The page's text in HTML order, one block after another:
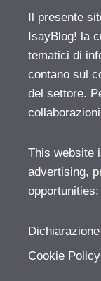
Il presente
IsayBlog! la
tematici di
contano sul
del settore.
This website
advertising,
opportunities:
Cookie